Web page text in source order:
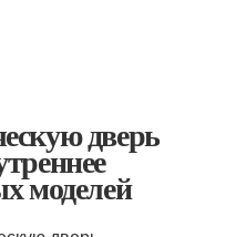
дверь
моделей